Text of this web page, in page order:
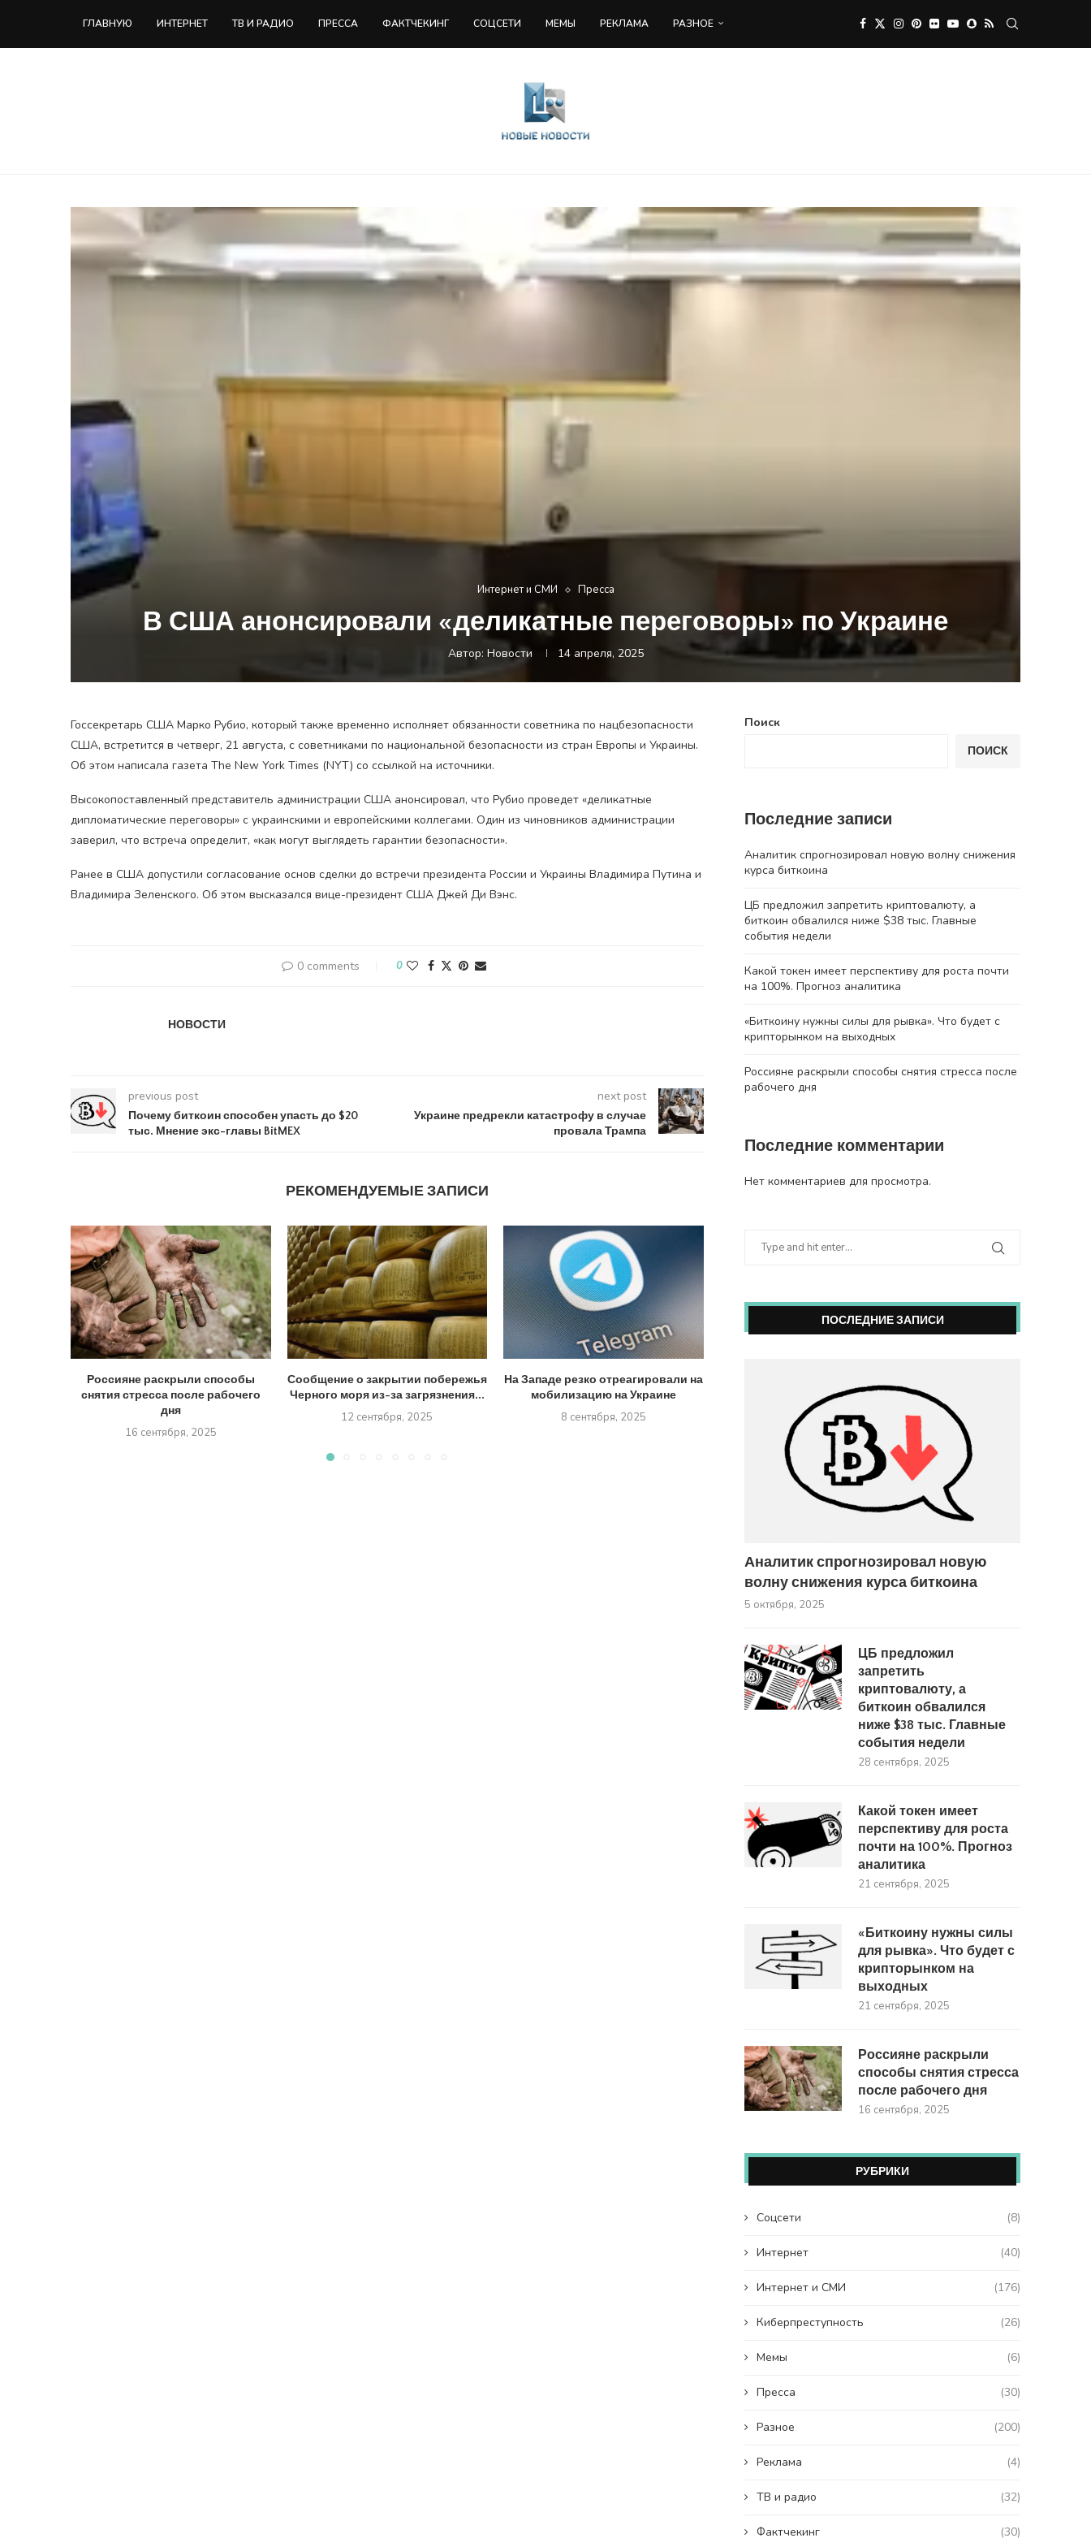
ГЛАВНУЮ ИНТЕРНЕТ ТВ И РАДИО ПРЕССА ФАКТЧЕКИНГ COЦСЕТИ МЕМЫ РЕКЛАМА РАЗНОЕ
Интернет и СМИ Пресса
В США анонсировали «деликатные переговоры» по Украине
Автор: Новости 14 апреля, 2025
Госсекретарь США Марко Рубио, который также временно исполняет обязанности советника по нацбезопасности
США, встретится в четверг, 21 августа, с советниками по национальной безопасности из стран Европы и Украины.
Об этом написала газета The New York Times (NYT) со ссылкой на источники.
Высокопоставленный представитель администрации США анонсировал, что Рубио проведет «деликатные
дипломатические переговоры» с украинскими и европейскими коллегами. Один из чиновников администрации
заверил, что встреча определит, «как могут выглядеть гарантии безопасности».
Ранее в США допустили согласование основ сделки до встречи президента России и Украины Владимира Путина и
Владимира Зеленского. Об этом высказался вице-президент США Джей Ди Вэнс.
0 comments 0
НОВОСТИ
previous post
Почему биткоин способен упасть до $20
тыс. Мнение экс-главы BitMEX
next post
Украине предрекли катастрофу в случае
провала Трампа
РЕКОМЕНДУЕМЫЕ ЗАПИСИ
Россияне раскрыли способы
снятия стресса после рабочего
дня
16 сентября, 2025
Сообщение о закрытии побережья
Черного моря из-за загрязнения...
12 сентября, 2025
На Западе резко отреагировали на
мобилизацию на Украине
8 сентября, 2025
сравнили с порно и...
31 августа, 2025
Поиск
ПОИСК
Последние записи
Аналитик спрогнозировал новую волну снижения
курса биткоина
ЦБ предложил запретить криптовалюту, а
биткоин обвалился ниже $38 тыс. Главные
события недели
Какой токен имеет перспективу для роста почти
на 100%. Прогноз аналитика
«Биткоину нужны силы для рывка». Что будет с
крипторынком на выходных
Россияне раскрыли способы снятия стресса после
рабочего дня
Последние комментарии
Нет комментариев для просмотра.
ПОСЛЕДНИЕ ЗАПИСИ
Аналитик спрогнозировал новую
волну снижения курса биткоина
5 октября, 2025
ЦБ предложил
запретить
криптовалюту, а
биткоин обвалился
ниже $38 тыс. Главные
события недели
28 сентября, 2025
Какой токен имеет
перспективу для роста
почти на 100%. Прогноз
аналитика
21 сентября, 2025
«Биткоину нужны силы
для рывка». Что будет с
крипторынком на
выходных
21 сентября, 2025
Россияне раскрыли
способы снятия стресса
после рабочего дня
16 сентября, 2025
РУБРИКИ
Coцсети (8)
Интернет (40)
Интернет и СМИ (176)
Киберпреступность (26)
Мемы (6)
Пресса (30)
Разное (200)
Реклама (4)
ТВ и радио (32)
Фактчекинг (30)